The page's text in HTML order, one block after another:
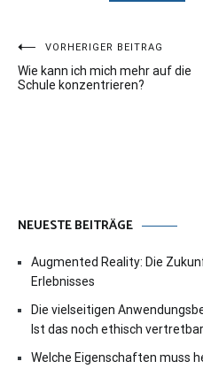
Beitragsnavigation
VORHERIGER BEITRAG
Wie kann ich mich mehr auf die
Schule konzentrieren?
NEUESTE BEITRÄGE
Augmented Reality: Die
Erlebnisses
Die vielseitigen
Ist das noch ethisch
Welche Eigenschaften muss